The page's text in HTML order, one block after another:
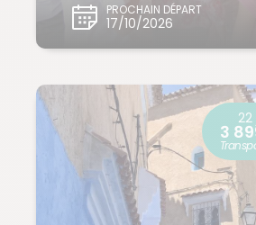
PROCHAIN DÉPART
17/10/2026
3